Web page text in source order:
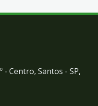
- Centro, Santos - SP,